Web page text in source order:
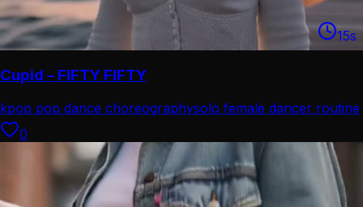
15s
Cupid – FIFTY FIFTY
kpop pop dance choreographysolo female dancer routine
0